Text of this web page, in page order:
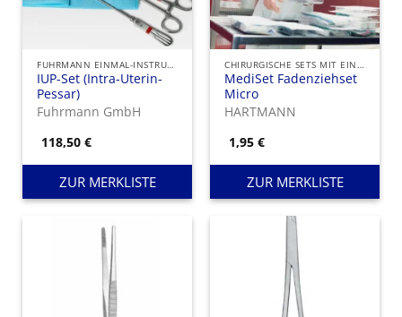
FUHRMANN EINMAL-INSTRUMENTE
IUP-Set (Intra-Uterin-
Pessar)
Fuhrmann GmbH
118,50€
ZUR MERKLISTE
CHIRURGISCHE SETS MIT EINMAL-INSTRUMENTEN
MediSet Fadenziehset
Micro
HARTMANN
1,95€
ZUR MERKLISTE